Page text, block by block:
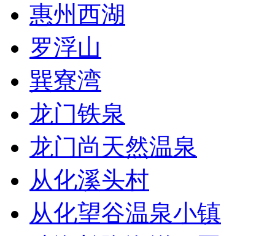
惠州西湖
罗浮山
巽寮湾
龙门铁泉
龙门尚天然温泉
从化溪头村
从化望谷温泉小镇